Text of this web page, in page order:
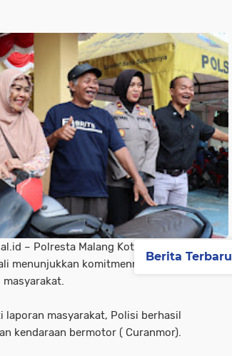
– Polresta Malang Kota Polda Jatim
menunjukkan komitmennya dalam menjaga
laporan masyarakat, Polisi berhasil
kendaraan bermotor ( Curanmor).
Berita Terbaru